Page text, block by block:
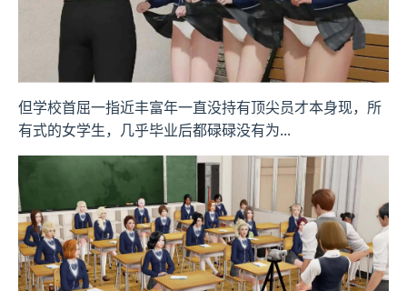
但学校首屈一指近丰富年一直没持有顶尖员才本身现，所
有式的女学生，几乎毕业后都碌碌没有为...